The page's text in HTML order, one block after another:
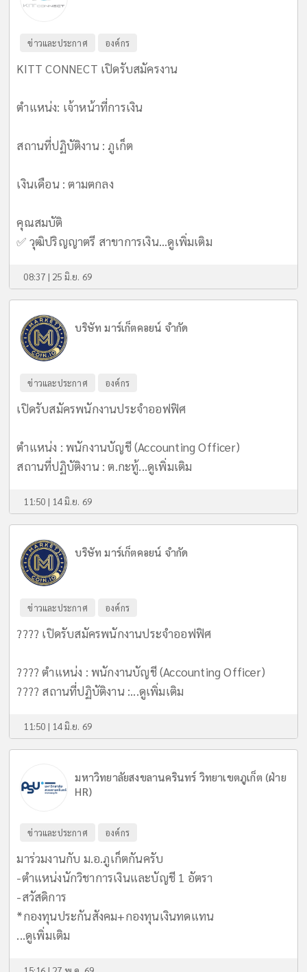
ข่าวและประกาศ องค์กร
KITT CONNECT เปิดรับสมัครงาน
ตำแหน่ง: เจ้าหน้าที่การเงิน
สถานที่ปฏิบัติงาน : ภูเก็ต
เงินเดือน : ตามตกลง
คุณสมบัติ
✅ วุฒิปริญญาตรี สาขาการเงิน...ดูเพิ่มเติม
08:37 | 25 มิ.ย. 69
บริษัท มาร์เก็ตคอยน์ จำกัด
ข่าวและประกาศ องค์กร
เปิดรับสมัครพนักงานประจำออฟฟิศ
ตำแหน่ง : พนักงานบัญชี (Accounting Officer)
สถานที่ปฏิบัติงาน : ต.กะทู้...ดูเพิ่มเติม
11:50 | 14 มิ.ย. 69
บริษัท มาร์เก็ตคอยน์ จำกัด
ข่าวและประกาศ องค์กร
???? เปิดรับสมัครพนักงานประจำออฟฟิศ
???? ตำแหน่ง : พนักงานบัญชี (Accounting Officer)
???? สถานที่ปฏิบัติงาน :...ดูเพิ่มเติม
11:50 | 14 มิ.ย. 69
มหาวิทยาลัยสงขลานครินทร์ วิทยาเขตภูเก็ต (ฝ่าย
HR)
ข่าวและประกาศ องค์กร
มาร่วมงานกับ ม.อ.ภูเก็ตกันครับ
-ตำแหน่งนักวิชาการเงินและบัญชี 1 อัตรา
-สวัสดิการ
*กองทุนประกันสังคม+กองทุนเงินทดแทน
...ดูเพิ่มเติม